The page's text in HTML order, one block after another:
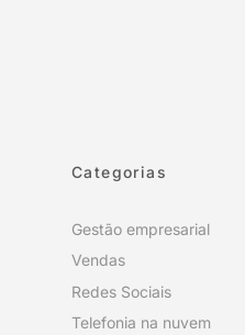
Categorias
Gestão empresarial
Vendas
Redes Sociais
Telefonia na nuvem